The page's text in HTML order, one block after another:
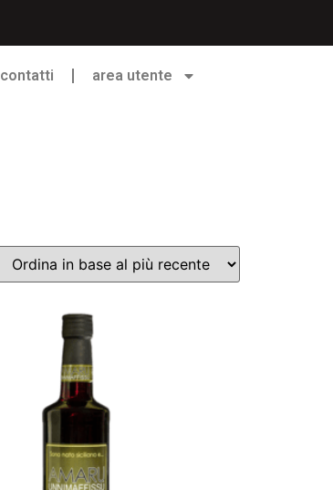
contatti area utente